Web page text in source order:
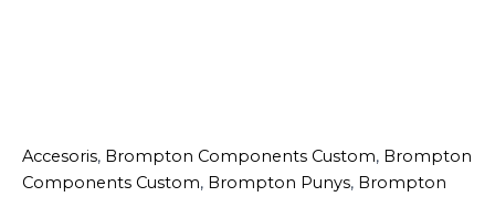
Accesoris, Brompton Components Custom, Brompton
Components Custom, Brompton Punys, Brompton